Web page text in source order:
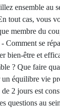
ensemble au
tout cas, vous
membre du
Comment se
bien-être et
? Que faire
un équilibre vie
2 jours est
questions au